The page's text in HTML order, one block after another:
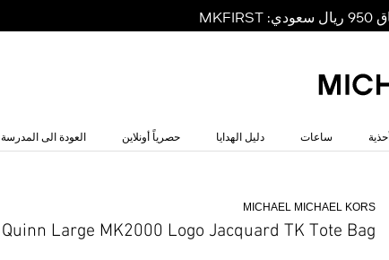
أحذية ساعات دليل الهدايا حصرياً أونلاين العودة الى المدرسة
MICHAEL MICHAEL KORS
Quinn Large MK2000 Logo Jacquard TK Tote Bag